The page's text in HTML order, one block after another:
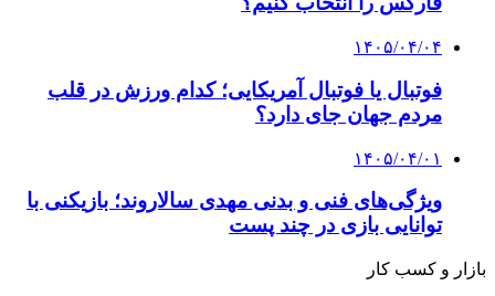
۱۴۰۵/۰۴/۰۴
فوتبال یا فوتبال آمریکایی؛ کدام ورزش در قلب
مردم جهان جای دارد؟
۱۴۰۵/۰۴/۰۱
ویژگی‌های فنی و بدنی مهدی سالاروند؛ بازیکنی با
توانایی بازی در چند پست
بازار و کسب کار